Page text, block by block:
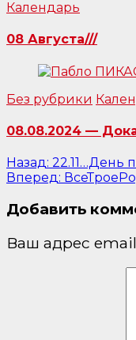
Календарь
08 Августа///
Без рубрики
08.08.2024 —
Навигация
по
записям
Назад: 22.11…День
Вперед:
Добавить
Ваш адрес